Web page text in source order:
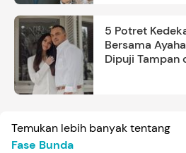
5 Potret
Bersama
Dipuji Tampan
Temukan lebih banyak tentang
Fase Bunda